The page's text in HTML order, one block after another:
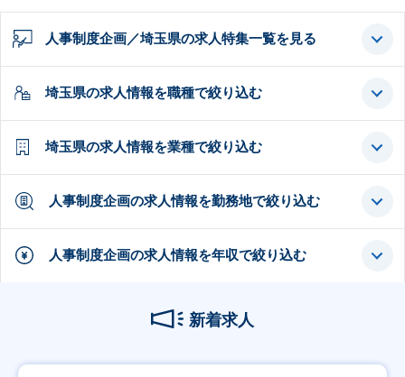
人事制度企画／埼玉県の求人特集一覧を見る
埼玉県の求人情報を職種で絞り込む
埼玉県の求人情報を業種で絞り込む
人事制度企画の求人情報を勤務地で絞り込む
人事制度企画の求人情報を年収で絞り込む
新着求人